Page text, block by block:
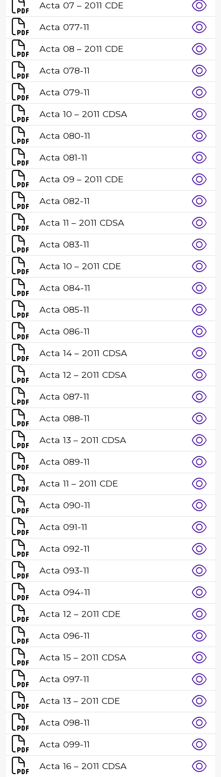
Acta 07 – 2011 CDE
Acta 077-11
Acta 08 – 2011 CDE
Acta 078-11
Acta 079-11
Acta 10 – 2011 CDSA
Acta 080-11
Acta 081-11
Acta 09 – 2011 CDE
Acta 082-11
Acta 11 – 2011 CDSA
Acta 083-11
Acta 10 – 2011 CDE
Acta 084-11
Acta 085-11
Acta 086-11
Acta 14 – 2011 CDSA
Acta 12 – 2011 CDSA
Acta 087-11
Acta 088-11
Acta 13 – 2011 CDSA
Acta 089-11
Acta 11 – 2011 CDE
Acta 090-11
Acta 091-11
Acta 092-11
Acta 093-11
Acta 094-11
Acta 12 – 2011 CDE
Acta 096-11
Acta 15 – 2011 CDSA
Acta 097-11
Acta 13 – 2011 CDE
Acta 098-11
Acta 099-11
Acta 16 – 2011 CDSA